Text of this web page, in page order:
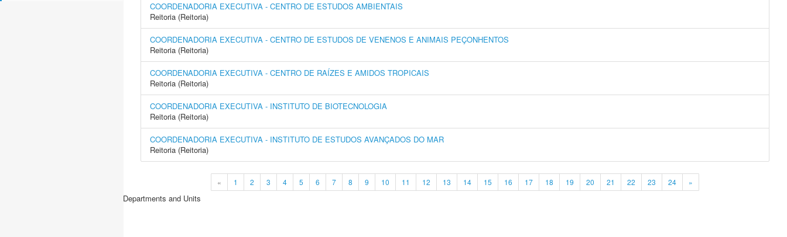
COORDENADORIA EXECUTIVA - CENTRO DE ESTUDOS AMBIENTAIS
Reitoria (Reitoria)
COORDENADORIA EXECUTIVA - CENTRO DE ESTUDOS DE VENENOS E ANIMAIS PEÇONHENTOS
Reitoria (Reitoria)
COORDENADORIA EXECUTIVA - CENTRO DE RAÍZES E AMIDOS TROPICAIS
Reitoria (Reitoria)
COORDENADORIA EXECUTIVA - INSTITUTO DE BIOTECNOLOGIA
Reitoria (Reitoria)
COORDENADORIA EXECUTIVA - INSTITUTO DE ESTUDOS AVANÇADOS DO MAR
Reitoria (Reitoria)
« 1 2 3 4 5 6 7 8 9 10 11 12 13 14 15 16 17 18 19 20 21 22 23 24 »
Departments and Units